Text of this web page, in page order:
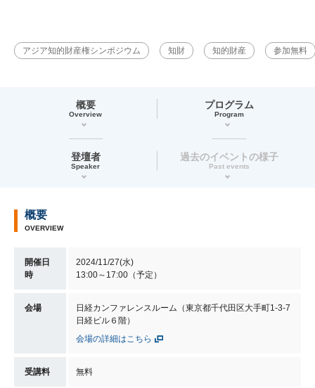
アジア知的財産権シンポジウム 知財 知的財産 参加無料
概要
Overview
プログラム
Program
登壇者
Speaker
過去のイベントの様子
Past events
概要
OVERVIEW
開催日
時
2024/11/27(水)
13:00～17:00（予定）
会場
日経カンファレンスルーム（東京都千代田区大手町1-3-7
日経ビル６階）
会場の詳細はこちら
受講料 無料